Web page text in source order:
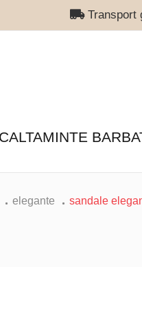
Transport
elegante sandale